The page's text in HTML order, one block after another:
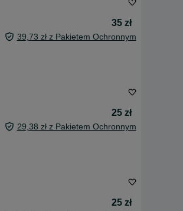
35 zł
39,73 zł z Pakietem Ochronnym
25 zł
29,38 zł z Pakietem Ochronnym
25 zł